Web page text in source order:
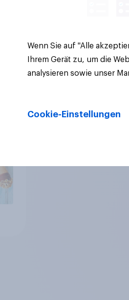
Artikel
Wenn Sie auf "Alle
Ihrem Gerät zu, um die
analysieren sowie unser
Cookie-Einstellungen